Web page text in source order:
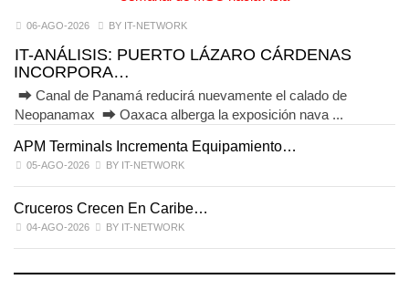
06-AGO-2026 BY IT-NETWORK
IT-ANÁLISIS: PUERTO LÁZARO CÁRDENAS
INCORPORA…
⮕ Canal de Panamá reducirá nuevamente el calado de
Neopanamax ⮕ Oaxaca alberga la exposición nava ...
APM Terminals Incrementa Equipamiento…
05-AGO-2026 BY IT-NETWORK
Cruceros Crecen En Caribe…
04-AGO-2026 BY IT-NETWORK